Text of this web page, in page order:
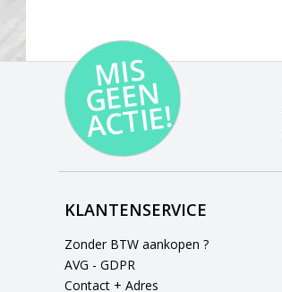
MI
S
G
E
E
N
A
C
TI
E!
KLANTENSERVICE
Zonder BTW aankopen ?
AVG - GDPR
Contact + Adres